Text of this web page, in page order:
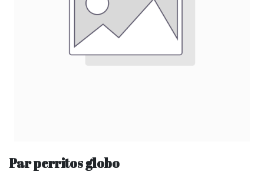
Par perritos globo